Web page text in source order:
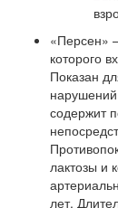
«Персен»
которого
Показан
содержит
лактозы и
лет.